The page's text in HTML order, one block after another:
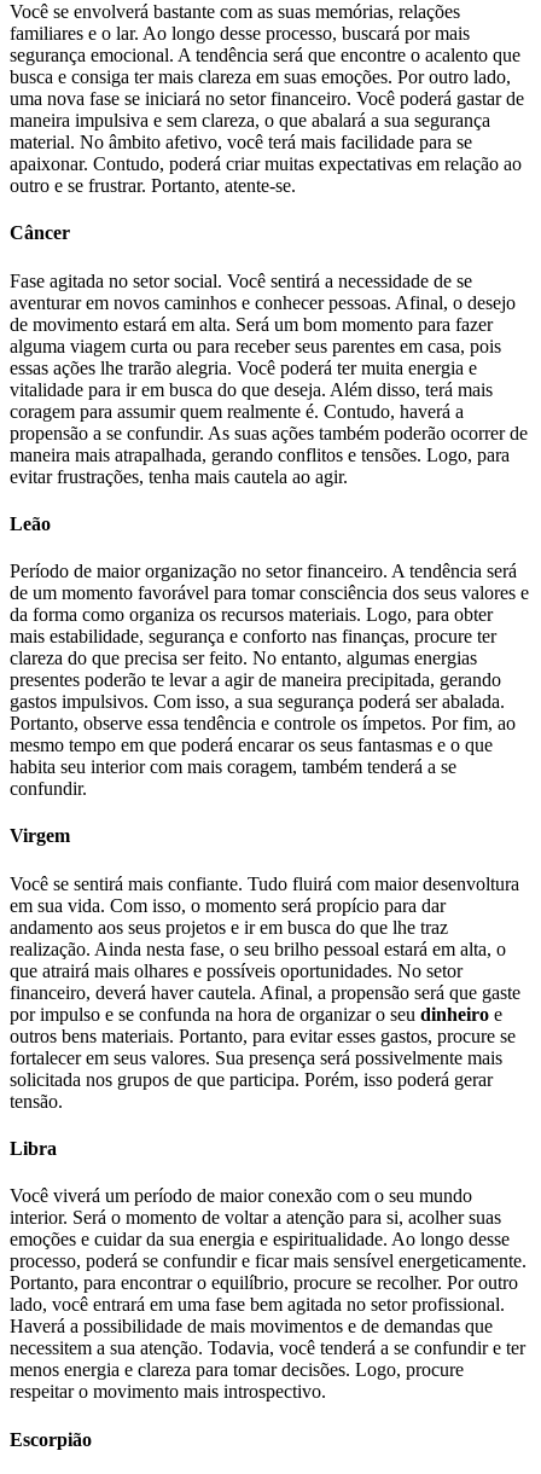
Você se envolverá bastante com as suas memórias, relações
familiares e o lar. Ao longo desse processo, buscará por mais
segurança emocional. A tendência será que encontre o acalento que
busca e consiga ter mais clareza em suas emoções. Por outro lado,
uma nova fase se iniciará no setor financeiro. Você poderá gastar de
maneira impulsiva e sem clareza, o que abalará a sua segurança
material. No âmbito afetivo, você terá mais facilidade para se
apaixonar. Contudo, poderá criar muitas expectativas em relação ao
outro e se frustrar. Portanto, atente-se.
Câncer
Fase agitada no setor social. Você sentirá a necessidade de se
aventurar em novos caminhos e conhecer pessoas. Afinal, o desejo
de movimento estará em alta. Será um bom momento para fazer
alguma viagem curta ou para receber seus parentes em casa, pois
essas ações lhe trarão alegria. Você poderá ter muita energia e
vitalidade para ir em busca do que deseja. Além disso, terá mais
coragem para assumir quem realmente é. Contudo, haverá a
propensão a se confundir. As suas ações também poderão ocorrer de
maneira mais atrapalhada, gerando conflitos e tensões. Logo, para
evitar frustrações, tenha mais cautela ao agir.
Leão
Período de maior organização no setor financeiro. A tendência será
de um momento favorável para tomar consciência dos seus valores e
da forma como organiza os recursos materiais. Logo, para obter
mais estabilidade, segurança e conforto nas finanças, procure ter
clareza do que precisa ser feito. No entanto, algumas energias
presentes poderão te levar a agir de maneira precipitada, gerando
gastos impulsivos. Com isso, a sua segurança poderá ser abalada.
Portanto, observe essa tendência e controle os ímpetos. Por fim, ao
mesmo tempo em que poderá encarar os seus fantasmas e o que
habita seu interior com mais coragem, também tenderá a se
confundir.
Virgem
Você se sentirá mais confiante. Tudo fluirá com maior desenvoltura
em sua vida. Com isso, o momento será propício para dar
andamento aos seus projetos e ir em busca do que lhe traz
realização. Ainda nesta fase, o seu brilho pessoal estará em alta, o
que atrairá mais olhares e possíveis oportunidades. No setor
financeiro, deverá haver cautela. Afinal, a propensão será que gaste
por impulso e se confunda na hora de organizar o seu dinheiro e
outros bens materiais. Portanto, para evitar esses gastos, procure se
fortalecer em seus valores. Sua presença será possivelmente mais
solicitada nos grupos de que participa. Porém, isso poderá gerar
tensão.
Libra
Você viverá um período de maior conexão com o seu mundo
interior. Será o momento de voltar a atenção para si, acolher suas
emoções e cuidar da sua energia e espiritualidade. Ao longo desse
processo, poderá se confundir e ficar mais sensível energeticamente.
Portanto, para encontrar o equilíbrio, procure se recolher. Por outro
lado, você entrará em uma fase bem agitada no setor profissional.
Haverá a possibilidade de mais movimentos e de demandas que
necessitem a sua atenção. Todavia, você tenderá a se confundir e ter
menos energia e clareza para tomar decisões. Logo, procure
respeitar o movimento mais introspectivo.
Escorpião